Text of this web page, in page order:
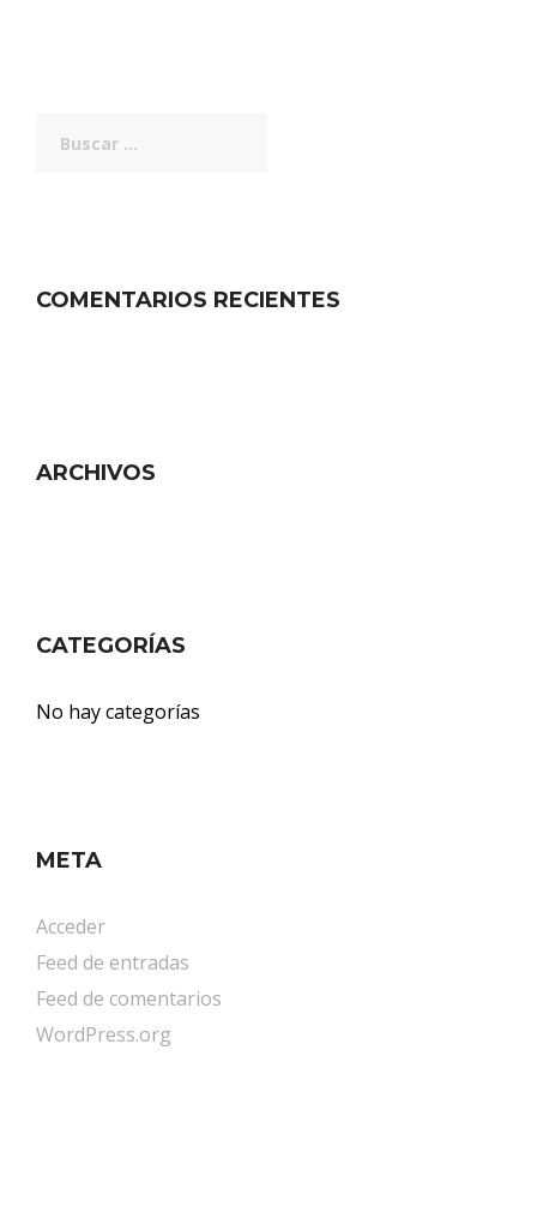
COMENTARIOS RECIENTES
ARCHIVOS
CATEGORÍAS
No hay categorías
META
Acceder
Feed de entradas
Feed de comentarios
WordPress.org